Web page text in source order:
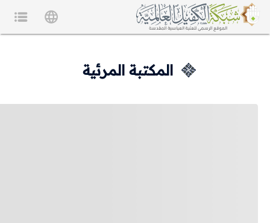
المكتبة المرئية